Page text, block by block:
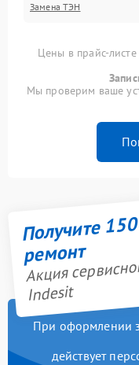
Замена ТЭН
Цены в прайс-
Мы проверим ваше
Получите
ремонт
Акция
Indesit
При оформлении
действует